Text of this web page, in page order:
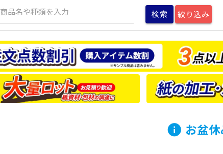
商品名や種類を入力 絞り込み
info お盆